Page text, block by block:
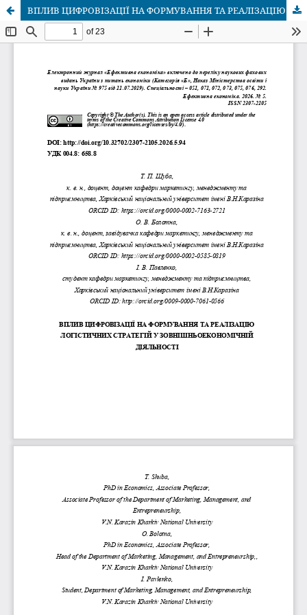
ВПЛИВ ЦИФРОВІЗАЦІЇ НА ФОРМУВАННЯ ТА РЕАЛІЗАЦІЮ ЛОГІСТИЧНИХ СТРАТЕГІЙ У ЗОВНІШНЬОЕКОНОМІЧНІЙ ДІЯЛЬНОСТІ